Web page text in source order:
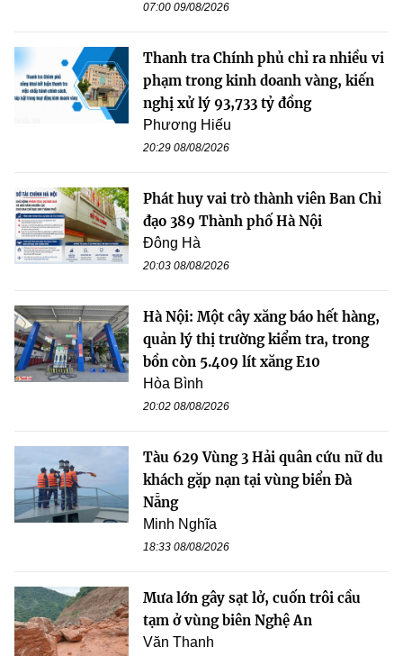
07:00 09/08/2026
Thanh tra Chính phủ chỉ ra nhiều vi
phạm trong kinh doanh vàng, kiến
nghị xử lý 93,733 tỷ đồng
Phương Hiếu
20:29 08/08/2026
Phát huy vai trò thành viên Ban Chỉ
đạo 389 Thành phố Hà Nội
Đông Hà
20:03 08/08/2026
Hà Nội: Một cây xăng báo hết hàng,
quản lý thị trường kiểm tra, trong
bồn còn 5.409 lít xăng E10
Hòa Bình
20:02 08/08/2026
Tàu 629 Vùng 3 Hải quân cứu nữ du
khách gặp nạn tại vùng biển Đà
Nẵng
Minh Nghĩa
18:33 08/08/2026
Mưa lớn gây sạt lở, cuốn trôi cầu
tạm ở vùng biên Nghệ An
Văn Thanh